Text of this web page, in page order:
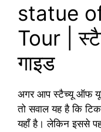
statue
Tour |
गाइड
अगर आप स्टैच्यू ऑफ
तो सवाल यह है कि
यहाँ है। लेकिन इससे